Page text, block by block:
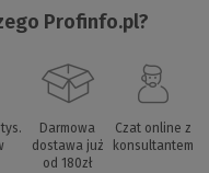
Profinfo.pl?
Darmowa
dostawa już
od 180zł
Czat online z
konsultantem